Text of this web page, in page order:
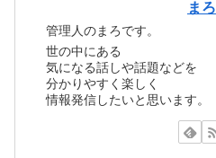
まろ
管理人のまろです。
世の中にある
気になる話しや話題などを
分かりやすく楽しく
情報発信したいと思います。